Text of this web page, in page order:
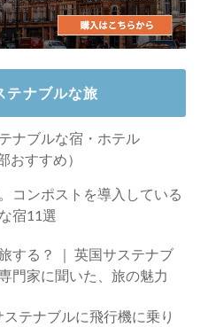
テナブルな旅
ナブルな宿・ホテル
おすすめ）
コンポストを導入している
宿11選
国サステナブ
門家に聞いた、旅の魅力
テナブルに飛行機に乗り